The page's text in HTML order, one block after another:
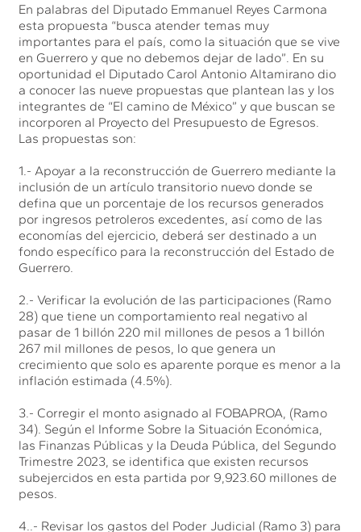
En palabras del Diputado Emmanuel Reyes Carmona
esta propuesta “busca atender temas muy
importantes para el país, como la situación que se vive
en Guerrero y que no debemos dejar de lado”. En su
oportunidad el Diputado Carol Antonio Altamirano dio
a conocer las nueve propuestas que plantean las y los
integrantes de “El camino de México” y que buscan se
incorporen al Proyecto del Presupuesto de Egresos.
Las propuestas son:
1.- Apoyar a la reconstrucción de Guerrero mediante la
inclusión de un artículo transitorio nuevo donde se
defina que un porcentaje de los recursos generados
por ingresos petroleros excedentes, así como de las
economías del ejercicio, deberá ser destinado a un
fondo específico para la reconstrucción del Estado de
Guerrero.
2.- Verificar la evolución de las participaciones (Ramo
28) que tiene un comportamiento real negativo al
pasar de 1 billón 220 mil millones de pesos a 1 billón
267 mil millones de pesos, lo que genera un
crecimiento que solo es aparente porque es menor a la
inflación estimada (4.5%).
3.- Corregir el monto asignado al FOBAPROA, (Ramo
34). Según el Informe Sobre la Situación Económica,
las Finanzas Públicas y la Deuda Pública, del Segundo
Trimestre 2023, se identifica que existen recursos
subejercidos en esta partida por 9,923.60 millones de
pesos.
4..- Revisar los gastos del Poder Judicial (Ramo 3) para